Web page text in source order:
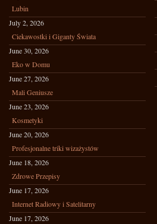
Lubin
July 2, 2026
Ciekawostki i Giganty Świata
June 30, 2026
Eko w Domu
June 27, 2026
Mali Geniusze
June 23, 2026
Kosmetyki
June 20, 2026
Profesjonalne triki wizażystów
June 18, 2026
Zdrowe Przepisy
June 17, 2026
Internet Radiowy i Satelitarny
June 17, 2026